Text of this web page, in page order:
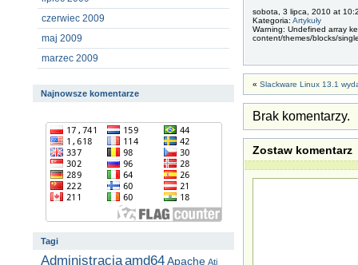
sobota, 3 lipca, 2010 at
Kategoria: Artykuły
Warning: Undefined array
content/themes/blocks/
« Slackware Linux 13.1
Brak komentarzy.
Zostaw komentarz
czerwiec 2009
maj 2009
marzec 2009
Najnowsze komentarze
Tagi
Administracjaamd64Apache Ati